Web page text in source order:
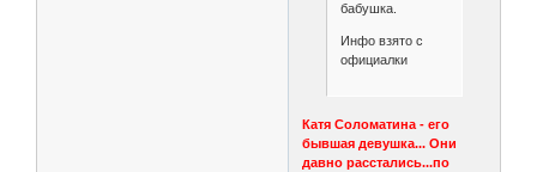
бабушка.
Инфо взято с
официалки
Катя Соломатина - его
бывшая девушка... Они
давно расстались...по